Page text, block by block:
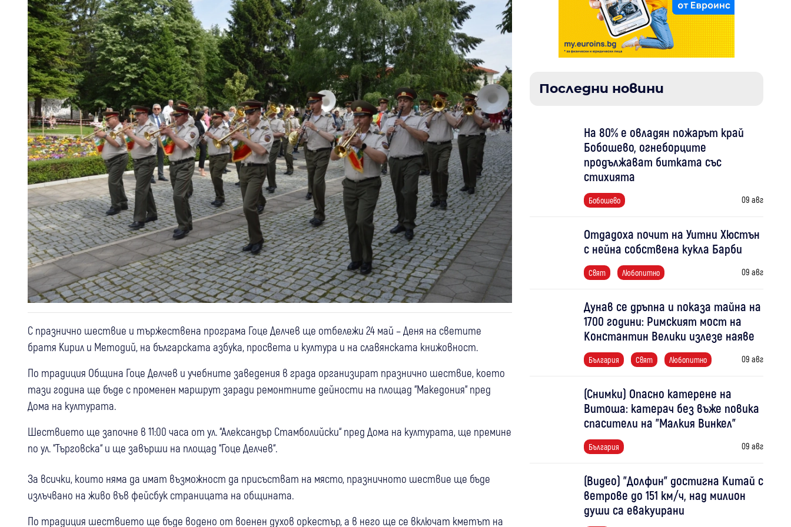
С празнично шествие и тържествена програма Гоце Делчев ще отбележи 24 май – Деня на светите
братя Кирил и Методий, на българската азбука, просвета и култура и на славянската книжовност.
По традиция Община Гоце Делчев и учебните заведения в града организират празнично шествие, което
тази година ще бъде с променен маршрут заради ремонтните дейности на площад “Македония“ пред
Дома на културата.
Шествието ще започне в 11:00 часа от ул. “Александър Стамболийски“ пред Дома на културата, ще премине
по ул. “Търговска“ и ще завърши на площад “Гоце Делчев“.
За всички, които няма да имат възможност да присъстват на място, празничното шествие ще бъде
излъчвано на живо във фейсбук страницата на общината.
По традиция шествието ще бъде водено от военен духов оркестър, а в него ще се включат кметът на
Последни новини
На 80% е овладян пожарът край
Бобошево, огнеборците
продължават битката със
стихията
Бобошево 09 авг
Отдадоха почит на Уитни Хюстън
с нейна собствена кукла Барби
Свят Любопитно 09 авг
Дунав се дръпна и показа тайна на
1700 години: Римският мост на
Константин Велики излезе наяве
България Свят Любопитно 09 авг
(Снимки) Опасно катерене на
Витоша: катерач без въже повика
спасители на "Малкия Винкел"
България 09 авг
(Видео) "Долфин" достигна Китай с
ветрове до 151 км/ч, над милион
души са евакуирани